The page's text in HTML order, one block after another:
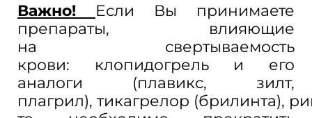
Важно! Если Вы
принимаете
препараты, влияющие
на
свертываемость
крови: клопидогрель и
его
аналоги (плавикс, зилт,
плагрил), тикагрелор (брилинта),